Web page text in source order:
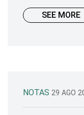
SEE MORE
NOTAS 29 AGO